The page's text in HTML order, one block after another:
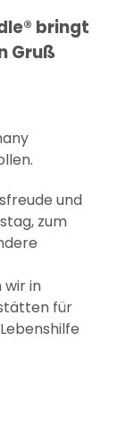
bringt
Gruß
und
zum
wir in
für